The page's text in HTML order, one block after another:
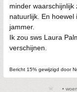
minder
natuurlijk. En
jammer.
Ik zou sws Laura
verschijnen.
Bericht 15% gewijzigd door
•